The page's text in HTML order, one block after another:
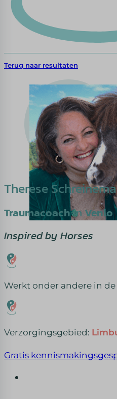
Terug naar resultaten
Therese
Traumacoachin Venlo
Inspired by Horses
Werkt onder andere in de
Verzorgingsgebied:
Gratis